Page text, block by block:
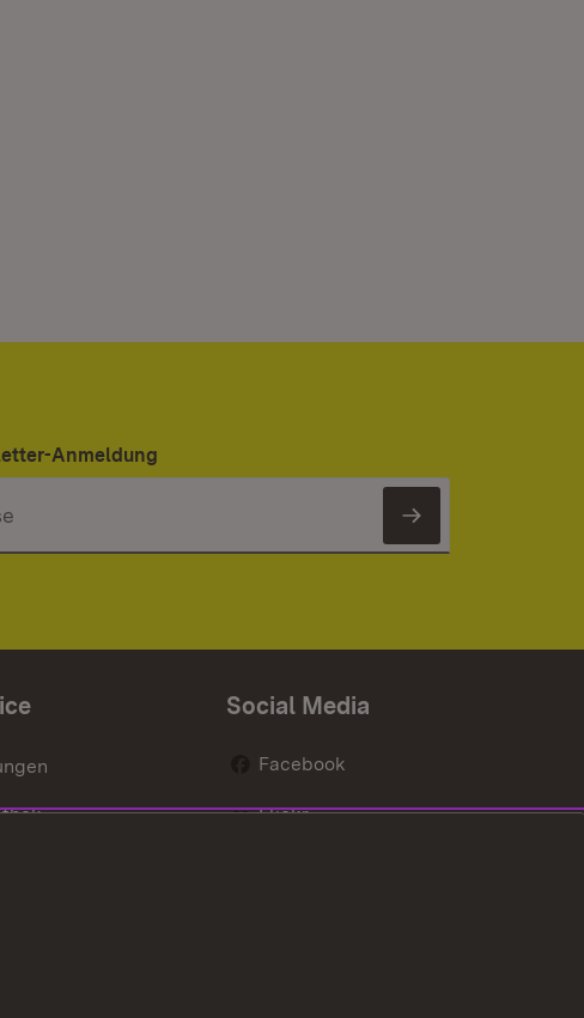
Anmeldung
Newsletter
Social Media
Facebook
Flickr